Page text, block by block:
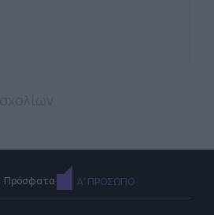
Πρόσφατα Α' ΠΡΟΣΩΠΟ